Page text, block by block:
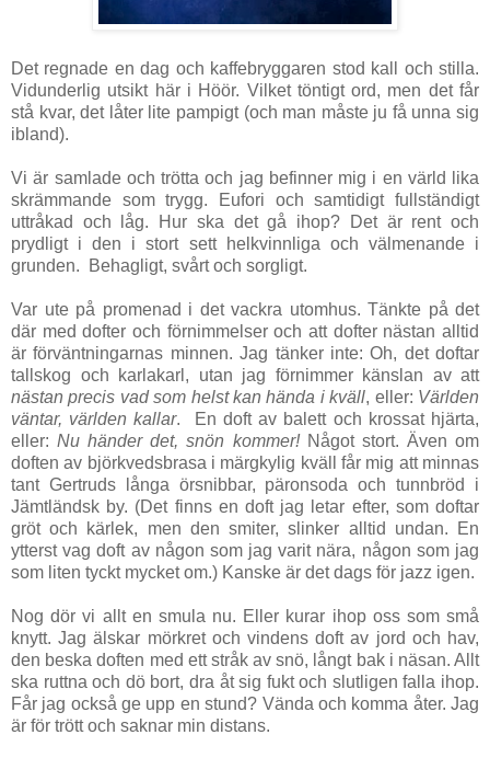
Det regnade en dag och kaffebryggaren stod kall och stilla.
Vidunderlig utsikt här i Höör. Vilket töntigt ord, men det får
stå kvar, det låter lite pampigt (och man måste ju få unna sig
ibland).
Vi är samlade och trötta och jag befinner mig i en värld lika
skrämmande som trygg. Eufori och samtidigt fullständigt
uttråkad och låg. Hur ska det gå ihop? Det är rent och
prydligt i den i stort sett helkvinnliga och välmenande i
grunden. Behagligt, svårt och sorgligt.
Var ute på promenad i det vackra utomhus. Tänkte på det
där med dofter och förnimmelser och att dofter nästan alltid
är förväntningarnas minnen. Jag tänker inte: Oh, det doftar
tallskog och karlakarl, utan jag förnimmer känslan av att
nästan precis vad som helst kan hända i kväll, eller: Världen
väntar, världen kallar. En doft av balett och krossat hjärta,
eller: Nu händer det, snön kommer!Något stort. Även om
doften av björkvedsbrasa i märgkylig kväll får mig att minnas
tant Gertruds långa örsnibbar, päronsoda och tunnbröd i
Jämtländsk by. (Det finns en doft jag letar efter, som doftar
gröt och kärlek, men den smiter, slinker alltid undan. En
ytterst vag doft av någon som jag varit nära, någon som jag
som liten tyckt mycket om.) Kanske är det dags för jazz igen.
Nog dör vi allt en smula nu. Eller kurar ihop oss som små
knytt. Jag älskar mörkret och vindens doft av jord och hav,
den beska doften med ett stråk av snö, långt bak i näsan. Allt
ska ruttna och dö bort, dra åt sig fukt och slutligen falla ihop.
Får jag också ge upp en stund? Vända och komma åter. Jag
är för trött och saknar min distans.